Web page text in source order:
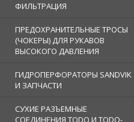
ФИЛЬТРАЦИЯ
ПРЕДОХРАНИТЕЛЬНЫЕ ТРОСЫ
(ЧОКЕРЫ) ДЛЯ РУКАВОВ
ВЫСОКОГО ДАВЛЕНИЯ
ГИДРОПЕРФОРАТОРЫ SANDVIK
И ЗАПЧАСТИ
СУХИЕ РАЗЪЕМНЫЕ
СОЕДИНЕНИЯ TODO И TODO-